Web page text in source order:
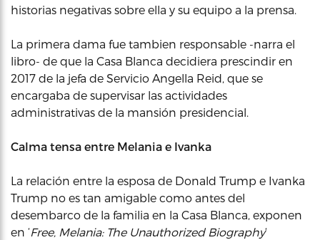
historias negativas sobre ella y su equipo a la prensa.
La primera dama fue tambien responsable -narra el
libro- de que la Casa Blanca decidiera prescindir en
2017 de la jefa de Servicio Angella Reid, que se
encargaba de supervisar las actividades
administrativas de la mansión presidencial.
Calma tensa entre Melania e Ivanka
La relación entre la esposa de Donald Trump e Ivanka
Trump no es tan amigable como antes del
desembarco de la familia en la Casa Blanca, exponen
en ‘Free, Melania: The Unauthorized Biography‘